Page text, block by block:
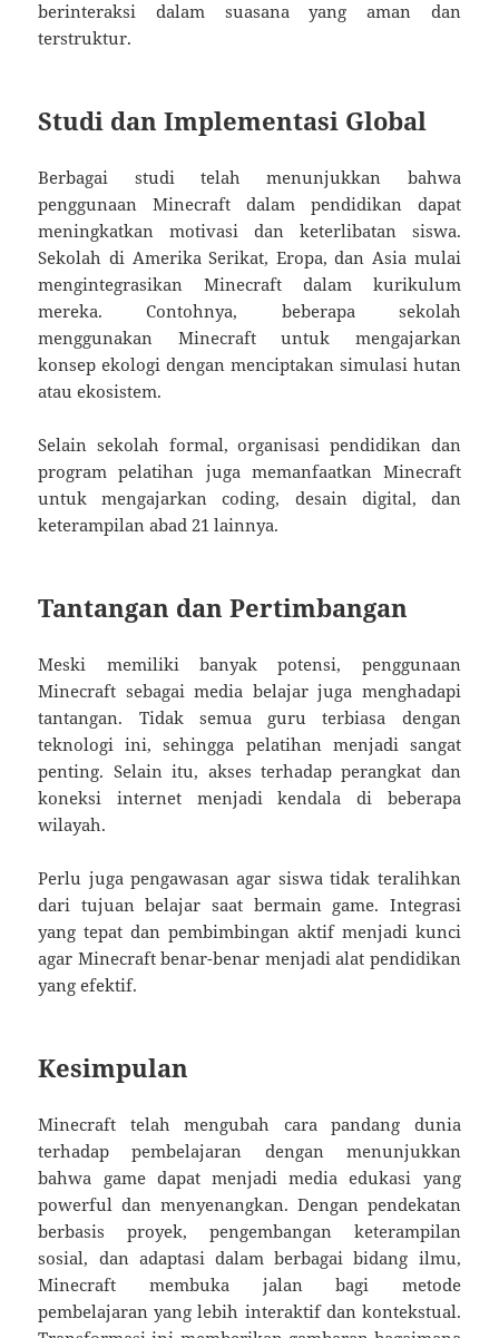
berinteraksi dalam suasana yang aman dan
terstruktur.
Studi dan Implementasi Global
Berbagai studi telah menunjukkan bahwa
penggunaan Minecraft dalam pendidikan dapat
meningkatkan motivasi dan keterlibatan siswa.
Sekolah di Amerika Serikat, Eropa, dan Asia mulai
mengintegrasikan Minecraft dalam kurikulum
mereka. Contohnya, beberapa sekolah
menggunakan Minecraft untuk mengajarkan
konsep ekologi dengan menciptakan simulasi hutan
atau ekosistem.
Selain sekolah formal, organisasi pendidikan dan
program pelatihan juga memanfaatkan Minecraft
untuk mengajarkan coding, desain digital, dan
keterampilan abad 21 lainnya.
Tantangan dan Pertimbangan
Meski memiliki banyak potensi, penggunaan
Minecraft sebagai media belajar juga menghadapi
tantangan. Tidak semua guru terbiasa dengan
teknologi ini, sehingga pelatihan menjadi sangat
penting. Selain itu, akses terhadap perangkat dan
koneksi internet menjadi kendala di beberapa
wilayah.
Perlu juga pengawasan agar siswa tidak teralihkan
dari tujuan belajar saat bermain game. Integrasi
yang tepat dan pembimbingan aktif menjadi kunci
agar Minecraft benar-benar menjadi alat pendidikan
yang efektif.
Kesimpulan
Minecraft telah mengubah cara pandang dunia
terhadap pembelajaran dengan menunjukkan
bahwa game dapat menjadi media edukasi yang
powerful dan menyenangkan. Dengan pendekatan
berbasis proyek, pengembangan keterampilan
sosial, dan adaptasi dalam berbagai bidang ilmu,
Minecraft membuka jalan bagi metode
pembelajaran yang lebih interaktif dan kontekstual.